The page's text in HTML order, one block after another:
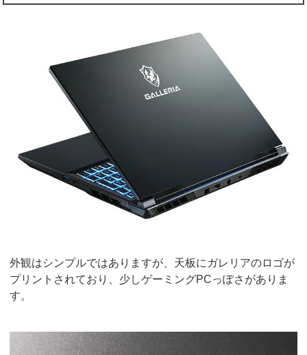
外観はシンプルではありますが、天板にガレリアのロゴが
プリントされており、少しゲーミングPCっぽさがありま
す。